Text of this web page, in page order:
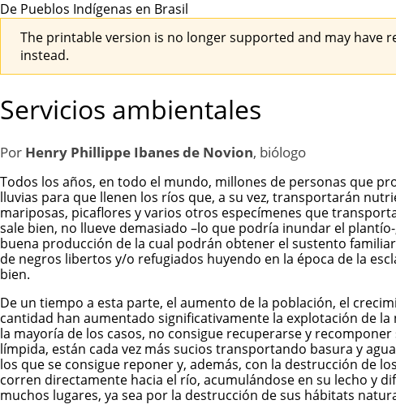
De Pueblos Indígenas en Brasil
The printable version is no longer supported and may
instead.
Servicios ambientales
Por Henry Phillippe Ibanes de Novion, biólogo
Todos los años, en todo el mundo, millones de personas que
lluvias para que llenen los ríos que, a su vez, transportarán
mariposas, picaflores y varios otros especímenes que
sale bien, no llueve demasiado –lo que podría inundar el
buena producción de la cual podrán obtener el sustento
de negros libertos y/o refugiados huyendo en la época de la
bien.
De un tiempo a esta parte, el aumento de la población, el
cantidad han aumentado significativamente la explotación de
la mayoría de los casos, no consigue recuperarse y
límpida, están cada vez más sucios transportando basura y
los que se consigue reponer y, además, con la destrucción de
corren directamente hacia el río, acumulándose en su lecho y
muchos lugares, ya sea por la destrucción de sus hábitats